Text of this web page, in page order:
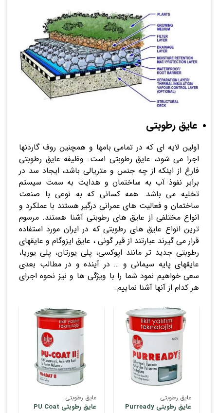
عایق رطوبتی
اولین لایه ای که در تمامی بامها و همچنین روف گاردنها
اجرا می شود، عایق رطوبتی است. وظیفه عایق رطوبتی
فارغ از اینکه از چه جنس و متریالی باشد، ایجاد سد در
برابر نفوذ آب به ساختمان و هدایت به سمت سیستم
تخلیه می باشد. همه کسانی که به نوعی با صنعت
ساختمان و فعالیت های عمرانی درگیر هستند با عملکرد و
انواع مختلفی از عایق های رطوبتی آشنا هستند. مرسوم
ترین انواع عایق های رطوبتی که در ایران مورد استفاده
قرار می گیرند عبارتند از قیر گونی ، عایق ایزوگام و عایقهای
رطوبتی جدید تر مانند اپوکسی، پلی یورتان، پلی یوریا،
عایقهای پایه سیمانی و … در آینده و در مطالب بعدی
سعی خواهیم نمود شما را با ویژگی ها و نیز نحوه اجرای
هر کدام از آنها آشنا نماییم.
عایق رطوبتی
عایق رطوبتی Purready
عایق رطوبتی
عایق رطوبتی PU Coat